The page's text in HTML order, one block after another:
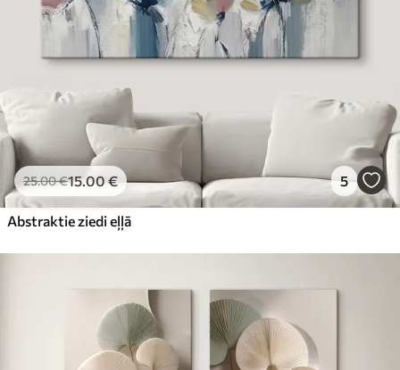
25.00€15.00€ 5
Abstraktie ziedi eļļā